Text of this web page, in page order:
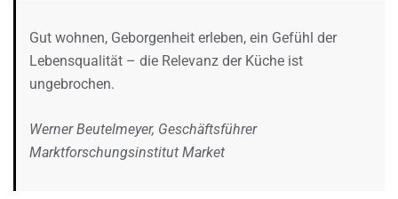
Gut wohnen, Geborgenheit erleben, ein Gefühl der
Lebensqualität – die Relevanz der Küche ist
ungebrochen.
Werner Beutelmeyer, Geschäftsführer
Marktforschungsinstitut Market